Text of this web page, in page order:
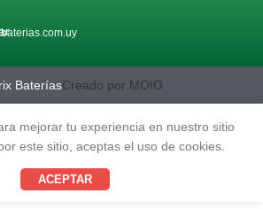
BateríasCreado por MOIO
mejorar tu experiencia en nuestro sitio
este sitio, aceptas el uso de cookies.
ACEPTAR